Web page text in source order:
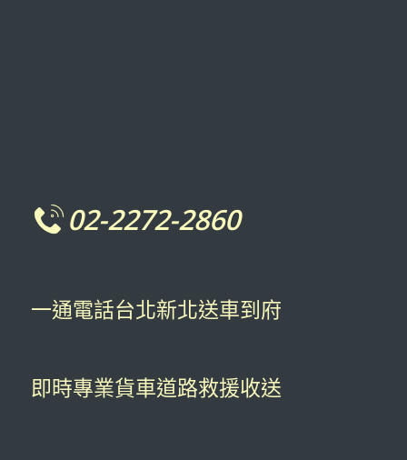
02-2272-2860
一通電話台北新北送車到府
即時專業貨車道路救援收送